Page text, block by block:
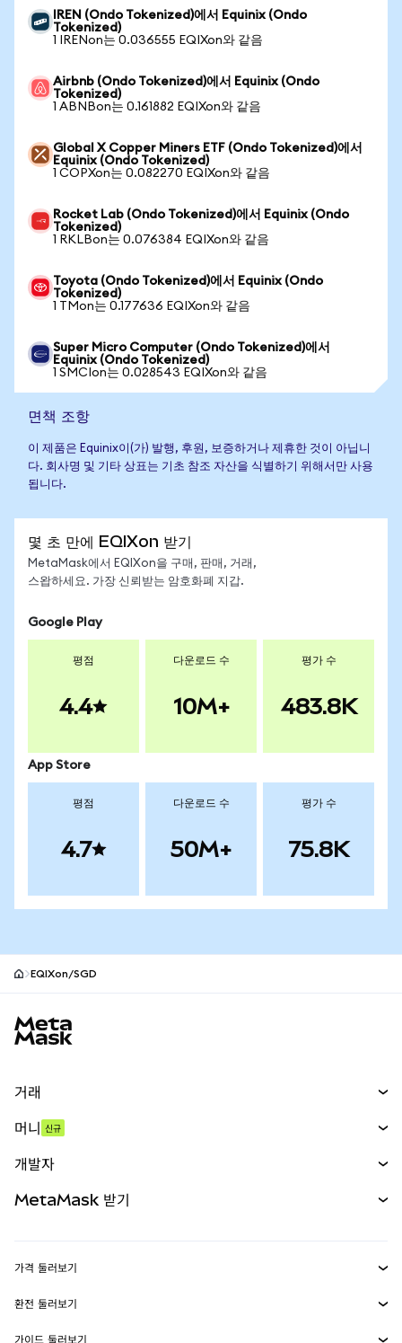
IREN (Ondo Tokenized)에서 Equinix (Ondo
Tokenized)
1 IRENon는 0.036555 EQIXon와 같음
Airbnb (Ondo Tokenized)에서 Equinix (Ondo
Tokenized)
1 ABNBon는 0.161882 EQIXon와 같음
Global X Copper Miners ETF (Ondo Tokenized)에서
Equinix (Ondo Tokenized)
1 COPXon는 0.082270 EQIXon와 같음
Rocket Lab (Ondo Tokenized)에서 Equinix (Ondo
Tokenized)
1 RKLBon는 0.076384 EQIXon와 같음
Toyota (Ondo Tokenized)에서 Equinix (Ondo
Tokenized)
1 TMon는 0.177636 EQIXon와 같음
Super Micro Computer (Ondo Tokenized)에서
Equinix (Ondo Tokenized)
1 SMCIon는 0.028543 EQIXon와 같음
면책 조항
이 제품은 Equinix이(가) 발행, 후원, 보증하거나 제휴한 것이 아닙니
다. 회사명 및 기타 상표는 기초 참조 자산을 식별하기 위해서만 사용
됩니다.
몇 초 만에 EQIXon 받기
MetaMask에서 EQIXon을 구매, 판매, 거래,
스왑하세요. 가장 신뢰받는 암호화폐 지갑.
Google Play
평점
4.4
다운로드 수
10M+
평가 수
483.8K
App Store
평점
4.7
다운로드 수
50M+
평가 수
75.8K
EQIXon/SGD
거래
무기한 선물
실물자산
머니 신규
개발자
MetaMask Connect
MetaMask 받기
가격 둘러보기
이더리움 가격
솔라나 가격
환전 둘러보기
가이드 둘러보기